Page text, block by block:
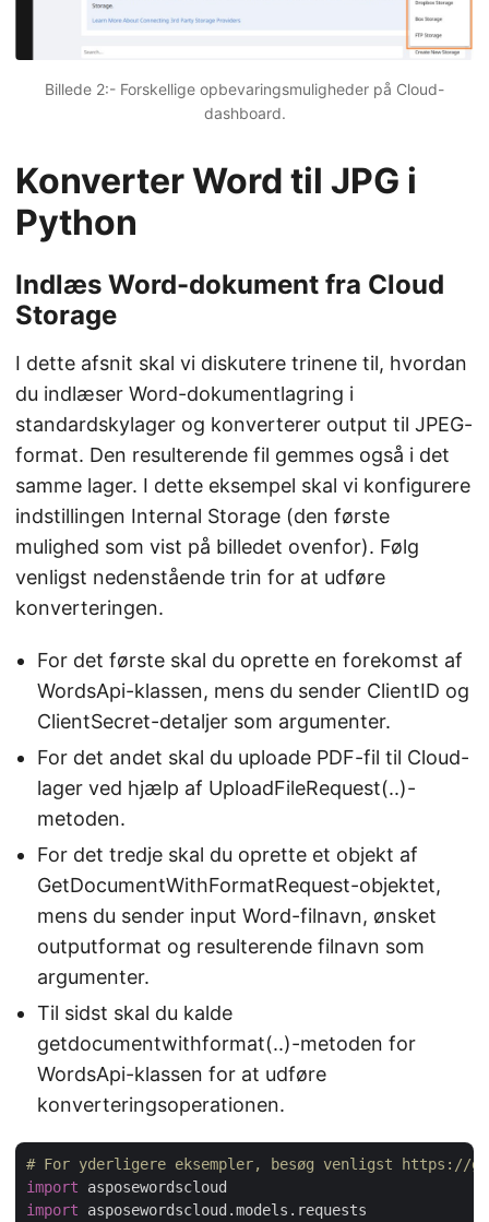
Billede 2:- Forskellige opbevaringsmuligheder på Cloud-
dashboard.
Konverter Word til JPG i
Python
Indlæs Word-dokument fra Cloud
Storage
I dette afsnit skal vi diskutere trinene til, hvordan
du indlæser Word-dokumentlagring i
standardskylager og konverterer output til JPEG-
format. Den resulterende fil gemmes også i det
samme lager. I dette eksempel skal vi konfigurere
indstillingen Internal Storage (den første
mulighed som vist på billedet ovenfor). Følg
venligst nedenstående trin for at udføre
konverteringen.
For det første skal du oprette en forekomst af
WordsApi-klassen, mens du sender ClientID og
ClientSecret-detaljer som argumenter.
For det andet skal du uploade PDF-fil til Cloud-
lager ved hjælp af UploadFileRequest(..)-
metoden.
For det tredje skal du oprette et objekt af
GetDocumentWithFormatRequest-objektet,
mens du sender input Word-filnavn, ønsket
outputformat og resulterende filnavn som
argumenter.
Til sidst skal du kalde
getdocumentwithformat(..)-metoden for
WordsApi-klassen for at udføre
konverteringsoperationen.
# For yderligere eksempler, besøg venligst https://
import
import